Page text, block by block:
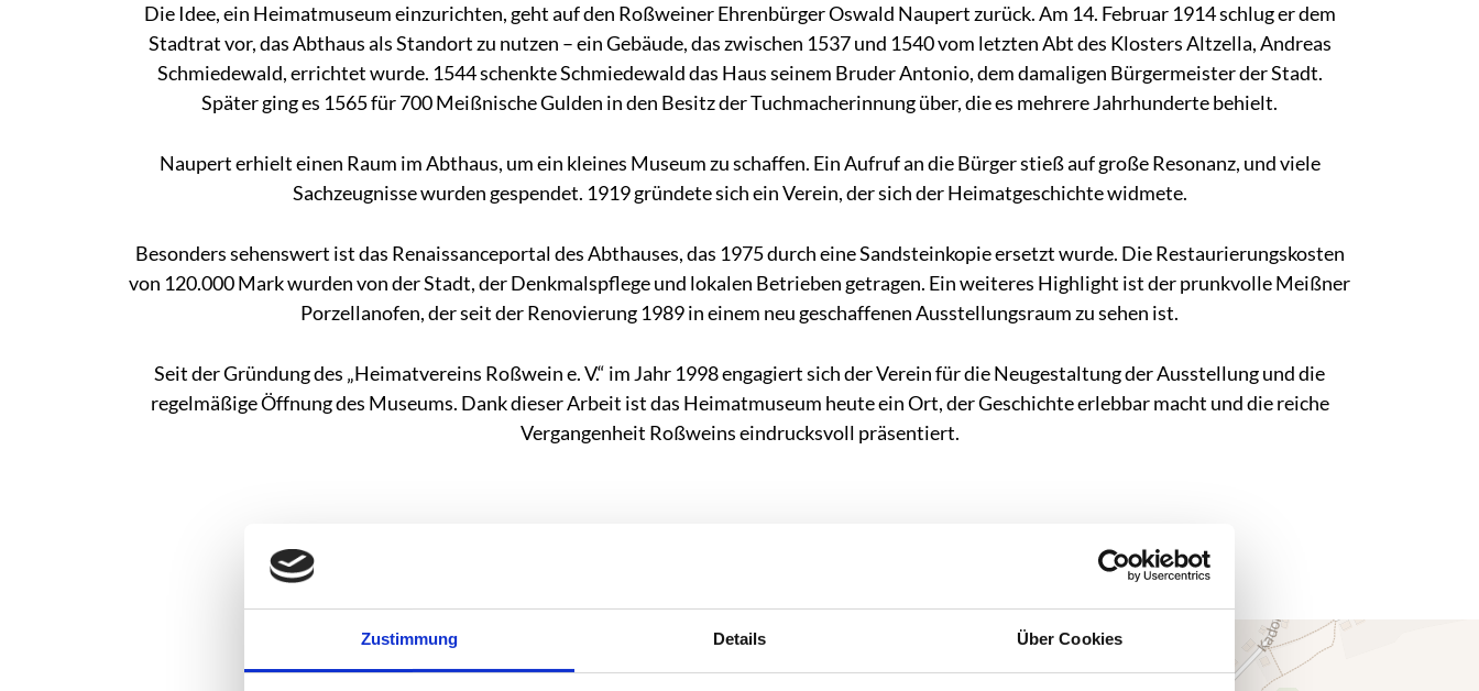
Zustimmung Details Über Cookies
Die Idee, ein Heimatmuseum einzurichten, geht auf den Roßweiner Ehrenbürger Oswald Naupert zurück. Am 14. Februar 1914 schlug er dem
Stadtrat vor, das Abthaus als Standort zu nutzen – ein Gebäude, das zwischen 1537 und 1540 vom letzten Abt des Klosters Altzella, Andreas
Schmiedewald, errichtet wurde. 1544 schenkte Schmiedewald das Haus seinem Bruder Antonio, dem damaligen Bürgermeister der Stadt.
Später ging es 1565 für 700 Meißnische Gulden in den Besitz der Tuchmacherinnung über, die es mehrere Jahrhunderte behielt.
Naupert erhielt einen Raum im Abthaus, um ein kleines Museum zu schaffen. Ein Aufruf an die Bürger stieß auf große Resonanz, und viele
Sachzeugnisse wurden gespendet. 1919 gründete sich ein Verein, der sich der Heimatgeschichte widmete.
Besonders sehenswert ist das Renaissanceportal des Abthauses, das 1975 durch eine Sandsteinkopie ersetzt wurde. Die Restaurierungskosten
von 120.000 Mark wurden von der Stadt, der Denkmalspflege und lokalen Betrieben getragen. Ein weiteres Highlight ist der prunkvolle Meißner
Porzellanofen, der seit der Renovierung 1989 in einem neu geschaffenen Ausstellungsraum zu sehen ist.
Seit der Gründung des „Heimatvereins Roßwein e. V.“ im Jahr 1998 engagiert sich der Verein für die Neugestaltung der Ausstellung und die
regelmäßige Öffnung des Museums. Dank dieser Arbeit ist das Heimatmuseum heute ein Ort, der Geschichte erlebbar macht und die reiche
Vergangenheit Roßweins eindrucksvoll präsentiert.